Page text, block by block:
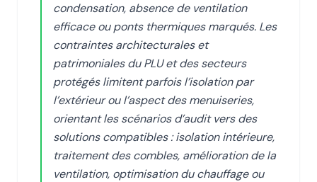
condensation, absence de ventilation
efficace ou ponts thermiques marqués. Les
contraintes architecturales et
patrimoniales du PLU et des secteurs
protégés limitent parfois l’isolation par
l’extérieur ou l’aspect des menuiseries,
orientant les scénarios d’audit vers des
solutions compatibles : isolation intérieure,
traitement des combles, amélioration de la
ventilation, optimisation du chauffage ou